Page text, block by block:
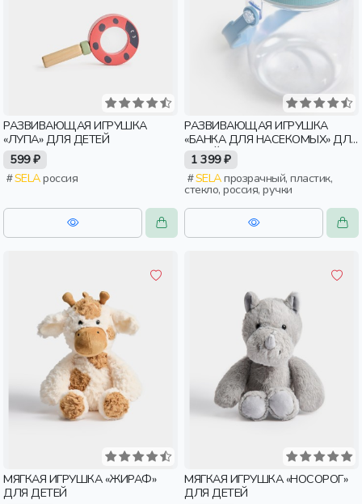
РАЗВИВАЮЩАЯ ИГРУШКА
«ЛУПА» ДЛЯ ДЕТЕЙ
599 ₽
SELAроссия
РАЗВИВАЮЩАЯ ИГРУШКА
«БАНКА ДЛЯ НАСЕКОМЫХ» ДЛЯ
ДЕТЕЙ
1 399 ₽
SELAпрозрачный, пластик,
стекло, россия, ручки
МЯГКАЯ ИГРУШКА «ЖИРАФ»
ДЛЯ ДЕТЕЙ
МЯГКАЯ ИГРУШКА «НОСОРОГ»
ДЛЯ ДЕТЕЙ